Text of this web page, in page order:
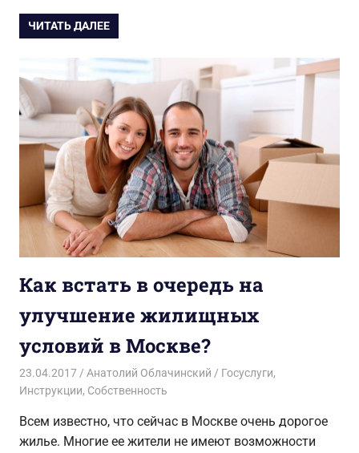
ЧИТАТЬ ДАЛЕЕ
Как встать в очередь на
улучшение жилищных
условий в Москве?
23.04.2017 Анатолий Облачинский Госуслуги,
Инструкции, Собственность
Всем известно, что сейчас в Москве очень дорогое
жилье. Многие ее жители не имеют возможности